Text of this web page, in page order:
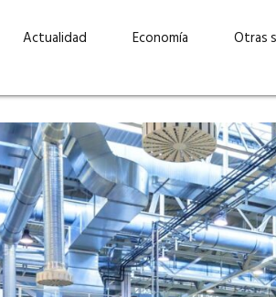
Actualidad Economía Otras